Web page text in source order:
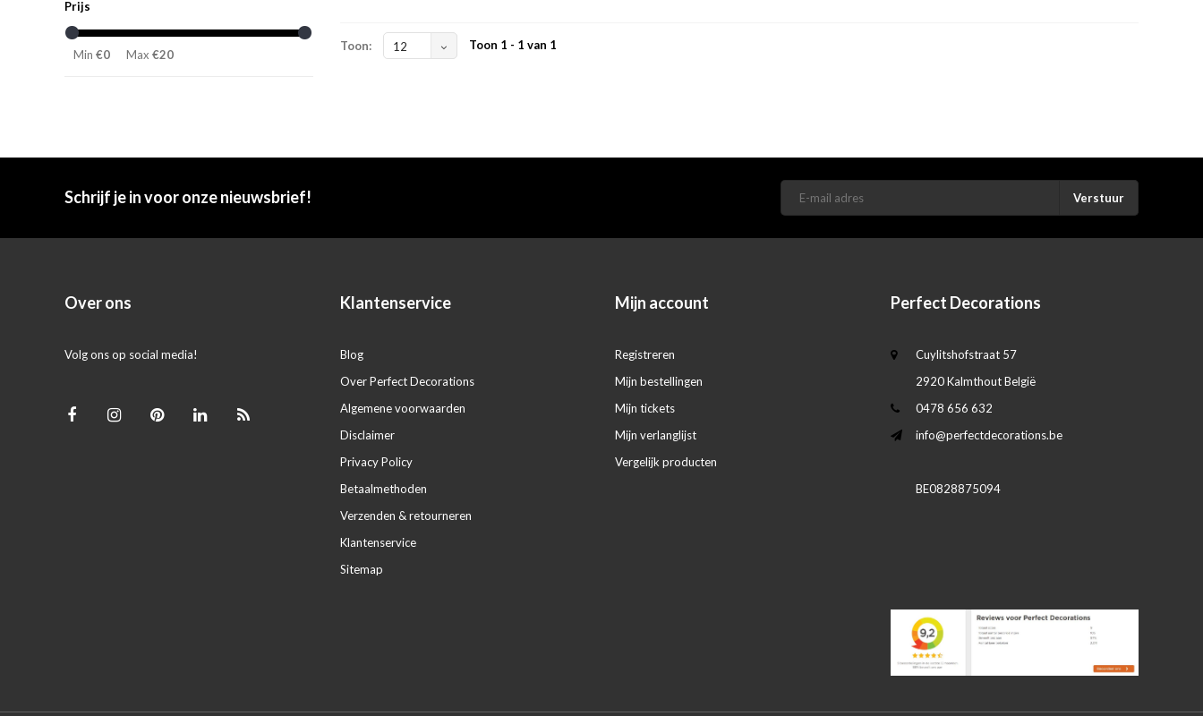
Prijs
Min €0 Max €20
Toon: 12 Toon 1 - 1 van 1
Schrijf je in voor onze nieuwsbrief! Verstuur
Over ons
Volg ons op social media!
Klantenservice
Blog
Over Perfect Decorations
Algemene voorwaarden
Disclaimer
Privacy Policy
Betaalmethoden
Verzenden & retourneren
Klantenservice
Sitemap
Mijn account
Registreren
Mijn bestellingen
Mijn tickets
Mijn verlanglijst
Vergelijk producten
Perfect Decorations
Cuylitshofstraat 57
2920 Kalmthout België
0478 656 632
info@perfectdecorations.be
BE0828875094